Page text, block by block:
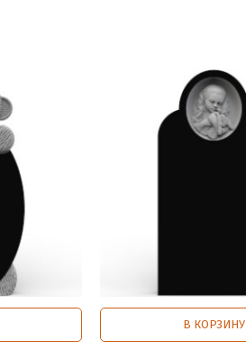
В КОРЗИНУ